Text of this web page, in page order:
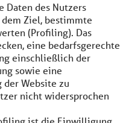
Daten des Nutzers
Ziel, bestimmte
(Profiling). Das
eine bedarfsgerechte
einschließlich der
sowie eine
der Website zu
nicht widersprochen